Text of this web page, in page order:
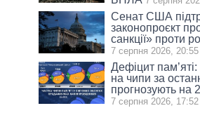
Сенат США
законопроєкт
санкції» проти
7 серпня 2026, 20:55
Дефіцит пам’яті:
на чипи за
прогнозують на
7 серпня 2026, 17:52